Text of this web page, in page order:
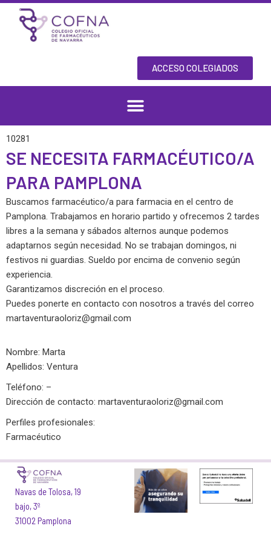
Skip
content
ACCESO COLEGIADOS
10281
SE NECESITA FARMACÉUTICO/A
PARA PAMPLONA
Buscamos farmacéutico/a para farmacia en el centro de
Pamplona. Trabajamos en horario partido y ofrecemos 2 tardes
libres a la semana y sábados alternos aunque podemos
adaptarnos según necesidad. No se trabajan domingos, ni
festivos ni guardias. Sueldo por encima de convenio según
experiencia.
Garantizamos discreción en el proceso.
Puedes ponerte en contacto con nosotros a través del correo
martaventuraoloriz@gmail.com
Nombre: Marta
Apellidos: Ventura
Teléfono: –
Dirección de contacto: martaventuraoloriz@gmail.com
Perfiles profesionales:
Farmacéutico
Navas de Tolosa, 19
bajo, 3º
31002 Pamplona